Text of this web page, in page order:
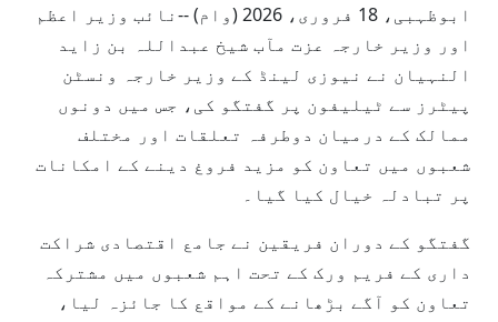
ابوظہبی، 18 فروری، 2026 (وام) --نائب وزیر اعظم
اور وزیر خارجہ عزت مآب شیخ عبداللہ بن زاید
النہیان نے نیوزی لینڈ کے وزیر خارجہ ونسٹن
پیٹرز سے ٹیلیفون پر گفتگو کی، جس میں دونوں
ممالک کے درمیان دوطرفہ تعلقات اور مختلف
شعبوں میں تعاون کو مزید فروغ دینے کے امکانات
پر تبادلہ خیال کیا گیا۔
گفتگو کے دوران فریقین نے جامع اقتصادی شراکت
داری کے فریم ورک کے تحت اہم شعبوں میں مشترکہ
تعاون کو آگے بڑھانے کے مواقع کا جائزہ لیا،